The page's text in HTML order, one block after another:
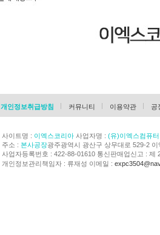
개인정보취급방침 커뮤니티 이용약관 공
사이트명 : 이엑스코리아사업자명 : (유)이엑스컴퓨터
주소 : 본사공장광주광역시 광산구 상무대로 529-2 이
사업자등록번호 : 422-88-01610 통신판매업신고 : 제
개인정보관리책임자 : 류재성 이메일 :